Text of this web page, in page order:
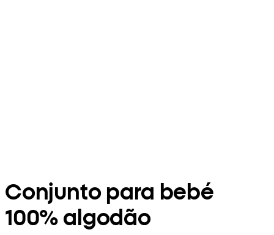
Conjunto para bebé
100% algodão